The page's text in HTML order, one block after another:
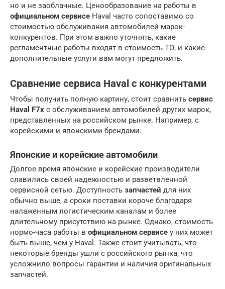
но и не заоблачные. Ценообразование на работы в
официальном сервисе Haval часто сопоставимо со
стоимостью обслуживания автомобилей марок-
конкурентов. При этом важно уточнять, какие
регламентные работы входят в стоимость ТО, и какие
дополнительные услуги вам могут предложить.
Сравнение сервиса Haval с конкурентами
Чтобы получить полную картину, стоит сравнить сервис
Haval F7x с обслуживанием автомобилей других марок,
представленных на российском рынке. Например, с
корейскими и японскими брендами.
Японские и корейские автомобили
Долгое время японские и корейские производители
славились своей надежностью и разветвленной
сервисной сетью. Доступность запчастей для них
обычно выше, а сроки поставки короче благодаря
налаженным логистическим каналам и более
длительному присутствию на рынке. Однако, стоимость
нормо-часа работы в официальном сервисе у них может
быть выше, чем у Haval. Также стоит учитывать, что
некоторые бренды ушли с российского рынка, что
усложнило вопросы гарантии и наличия оригинальных
запчастей.